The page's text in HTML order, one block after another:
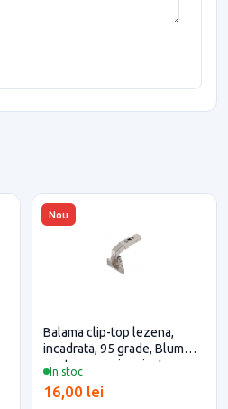
Nou
In stoc
Balama clip-top lezena,
incadrata, 95 grade, Blum
pentru casa si proiecte
16,00 lei